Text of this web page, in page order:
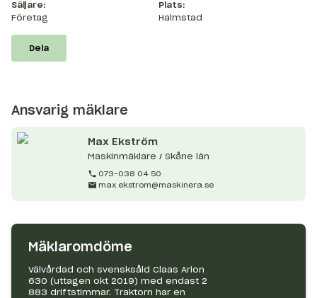
Säljare:
Företag
Plats:
Halmstad
Dela
Ansvarig mäklare
Max Ekström
Maskinmäklare / Skåne län
073-038 04 50
max.ekstrom@maskinera.se
Mäklaromdöme
Välvårdad och svensksåld Claas Arion
630 (uttagen okt 2019) med endast 2
883 driftstimmar. Traktorn har en